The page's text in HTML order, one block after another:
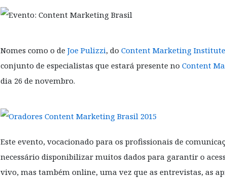
Nomes como o de Joe Pulizzi, do Content Marketing Institute
conjunto de especialistas que estará presente no Content
dia 26 de novembro.
Este evento, vocacionado para os profissionais de
necessário disponibilizar muitos dados para garantir o
vivo, mas também online, uma vez que as entrevistas, as